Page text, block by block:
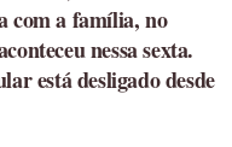
com a família, no
nessa sexta.
está desligado desde